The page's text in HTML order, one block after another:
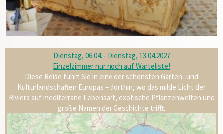
Dienstag, 06.04. - Dienstag, 13.04.2027
Einzelzimmer nur noch auf Warteliste!
Diese Reise führt Sie in eine der schönsten Garten- und
Kulturlandschaften Europas – dorthin, wo das milde Licht der
Riviera auf mediterrane Lebensart, exotische Pflanzenwelten und
große Namen der Geschichte trifft.